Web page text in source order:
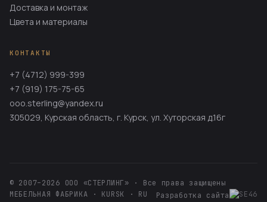
Доставка и монтаж
Цвета и материалы
КОНТАКТЫ
+7 (4712) 999-399
+7 (919) 175-75-65
ooo.sterling@yandex.ru
305029, Курская область, г. Курск, ул. Хуторская д.16г
© 2007–2026 ООО «СТЕРЛИНГ» · Все права защищены
МЕБЕЛЬНАЯ ФАБРИКА · KURSK · RU
Разработка сайта